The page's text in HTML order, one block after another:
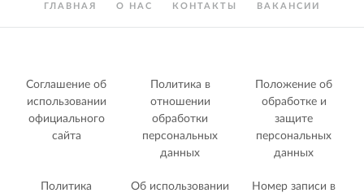
ГЛАВНАЯ О НАС КОНТАКТЫ ВАКАНСИИ
Соглашение об
использовании
официального
сайта
Политика в
отношении
обработки
персональных
данных
Положение об
обработке и
защите
персональных
данных
Политика
Об использовании
Номер записи в